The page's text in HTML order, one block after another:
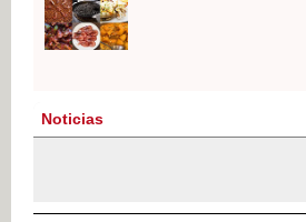
Noticias